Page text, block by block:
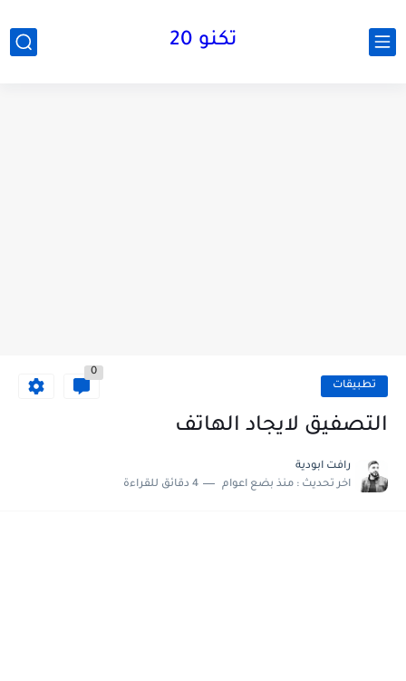
تكنو 20
تطبيقات
0
التصفيق لايجاد الهاتف
رافت ابودية
اخر تحديث : منذ بضع اعوام 4 دقائق للقراءة